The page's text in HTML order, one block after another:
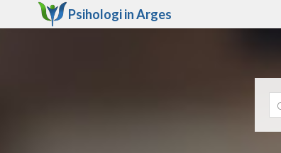
Psihologi inArges